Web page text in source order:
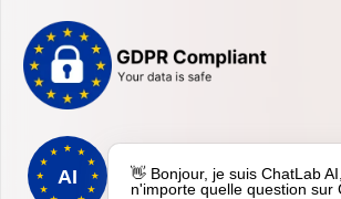
👋 Bonjour, je suis ChatLab
n'importe quelle question sur